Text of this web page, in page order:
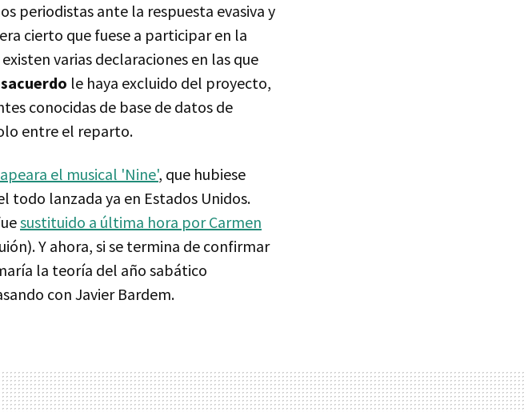
periodistas ante la respuesta evasiva y
cierto que fuese a participar en la
varias declaraciones en las que
le haya excluido del proyecto,
conocidas de base de datos de
entre el reparto.
el musical 'Nine', que hubiese
lanzada ya en Estados Unidos.
sustituido a última hora por Carmen
Y ahora, si se termina de confirmar
la teoría del año sabático
con Javier Bardem.